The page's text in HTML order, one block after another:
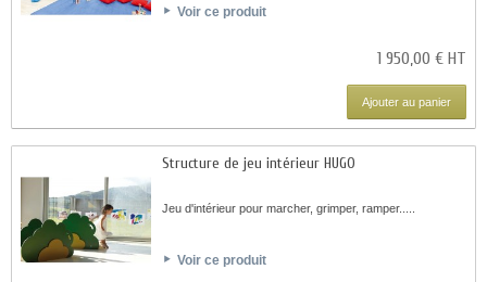
Voir ce produit
1 950,00 € HT
Ajouter au panier
Structure de jeu intérieur HUGO
Jeu d'intérieur pour marcher, grimper, ramper.....
Voir ce produit